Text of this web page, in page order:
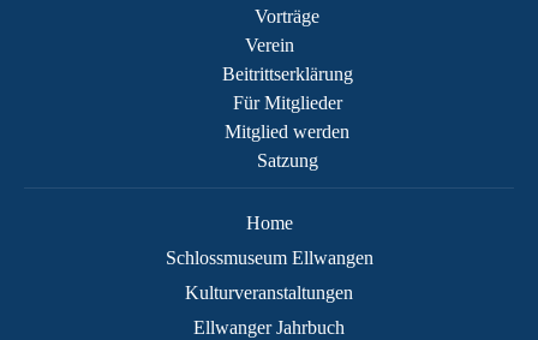
Vorträge
Verein
Beitrittserklärung
Für Mitglieder
Mitglied werden
Satzung
Home
Schlossmuseum Ellwangen
Kulturveranstaltungen
Ellwanger Jahrbuch